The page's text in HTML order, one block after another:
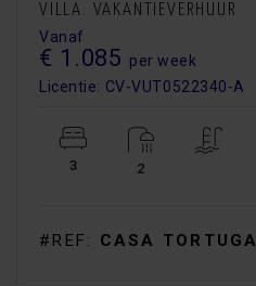
VILLA. VAKANTIEVERHUUR
Vanaf
€ 1.085 per week
Licentie: CV-VUT0522340-A
3 2
#REF: CASA TORTUGA